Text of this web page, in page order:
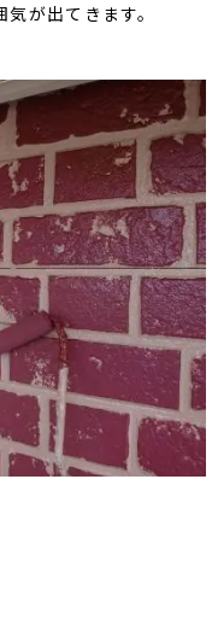
が出てきます。